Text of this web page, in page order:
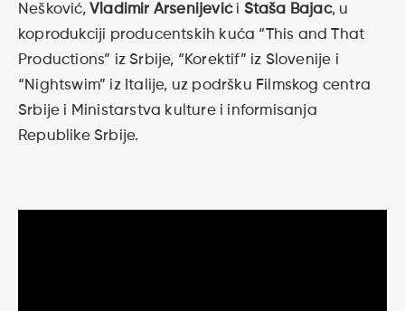
Nešković, Vladimir Arsenijevići Staša Bajac, u
koprodukciji producentskih kuća “This and That
Productions” iz Srbije, “Korektif” iz Slovenije i
“Nightswim” iz Italije, uz podršku Filmskog centra
Srbije i Ministarstva kulture i informisanja
Republike Srbije.